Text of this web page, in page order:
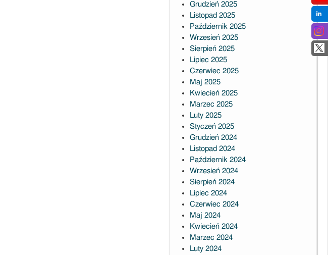
Grudzień 2025
Listopad 2025
Październik 2025
Wrzesień 2025
Sierpień 2025
Lipiec 2025
Czerwiec 2025
Maj 2025
Kwiecień 2025
Marzec 2025
Luty 2025
Styczeń 2025
Grudzień 2024
Listopad 2024
Październik 2024
Wrzesień 2024
Sierpień 2024
Lipiec 2024
Czerwiec 2024
Maj 2024
Kwiecień 2024
Marzec 2024
Luty 2024